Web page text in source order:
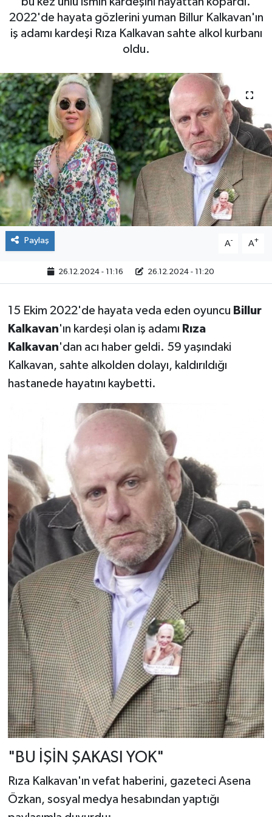
2022'de hayata gözlerini yuman Billur Kalkavan'ın
iş adamı kardeşi Rıza Kalkavan sahte alkol kurbanı
oldu.
Paylaş A- A+
26.12.2024 - 11:16 26.12.2024 - 11:20
15 Ekim 2022'de hayata veda eden oyuncu Billur
Kalkavan'ın kardeşi olan iş adamı Rıza
Kalkavan'dan acı haber geldi. 59 yaşındaki
Kalkavan, sahte alkolden dolayı, kaldırıldığı
hastanede hayatını kaybetti.
"BU İŞİN ŞAKASI YOK"
Rıza Kalkavan'ın vefat haberini, gazeteci Asena
Özkan, sosyal medya hesabından yaptığı